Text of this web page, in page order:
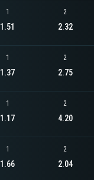
1
1.51
2
2.32
1
1.37
2
2.75
1
1.17
2
4.20
1
1.66
2
2.04